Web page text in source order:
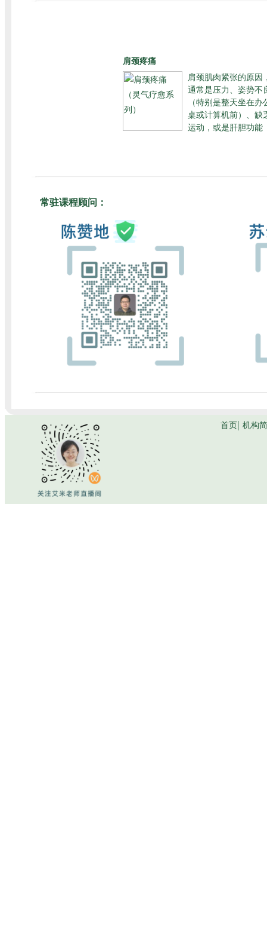
肩颈疼痛
肩颈肌肉紧张的原因
通常是压力、姿势不
（特别是整天坐在办
桌或计算机前）、缺
运动，或是肝胆功能
常驻课程顾问：